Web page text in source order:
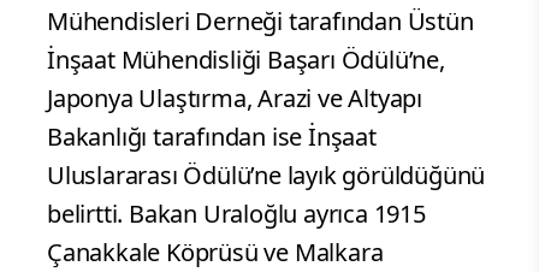
Mühendisleri Derneği tarafından Üstün
İnşaat Mühendisliği Başarı Ödülü’ne,
Japonya Ulaştırma, Arazi ve Altyapı
Bakanlığı tarafından ise İnşaat
Uluslararası Ödülü’ne layık görüldüğünü
belirtti. Bakan Uraloğlu ayrıca 1915
Çanakkale Köprüsü ve Malkara